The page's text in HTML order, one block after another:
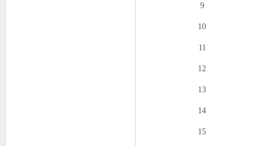
9
10
11
12
13
14
15